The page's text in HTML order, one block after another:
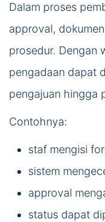
Dalam proses
approval,
prosedur. Dengan
pengadaan dapat
pengajuan hingga
Contohnya:
staf mengisi
sistem
approval
status dapat